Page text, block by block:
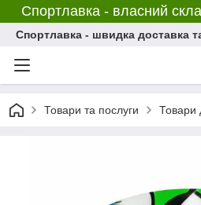
Спортлавка - власний
Спортлавка - швидка доставка
Товари та послуги Товари